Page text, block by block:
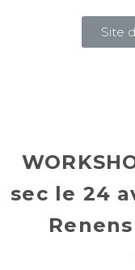
Site
sec le 24